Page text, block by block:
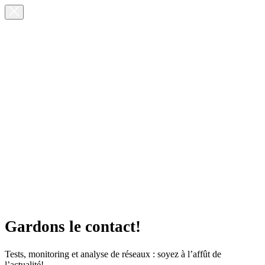
Gardons le contact!
Tests, monitoring et analyse de réseaux : soyez à l’affût de